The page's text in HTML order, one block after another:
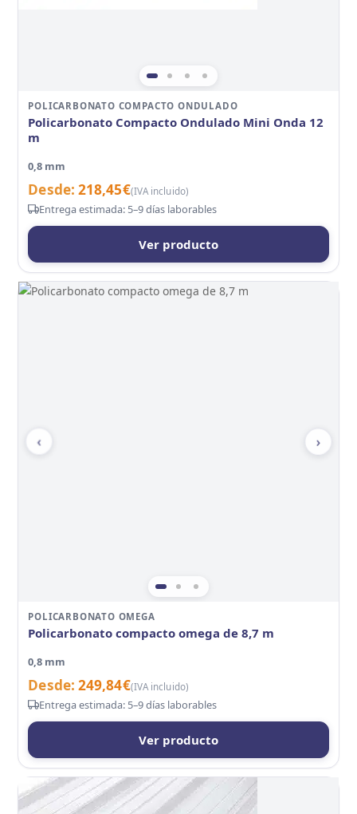
POLICARBONATO COMPACTO ONDULADO
Policarbonato Compacto Ondulado Mini Onda 12
m
0,8 mm
Desde:218,45€(IVA incluido)
Entrega estimada: 5–9 días laborables
Ver producto
‹ ›
POLICARBONATO OMEGA
Policarbonato compacto omega de 8,7 m
0,8 mm
Desde:249,84€(IVA incluido)
Entrega estimada: 5–9 días laborables
Ver producto